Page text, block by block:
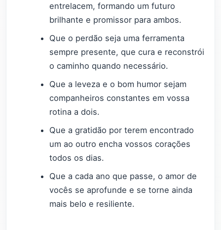
entrelacem, formando um futuro
brilhante e promissor para ambos.
Que o perdão seja uma ferramenta
sempre presente, que cura e reconstrói
o caminho quando necessário.
Que a leveza e o bom humor sejam
companheiros constantes em vossa
rotina a dois.
Que a gratidão por terem encontrado
um ao outro encha vossos corações
todos os dias.
Que a cada ano que passe, o amor de
vocês se aprofunde e se torne ainda
mais belo e resiliente.